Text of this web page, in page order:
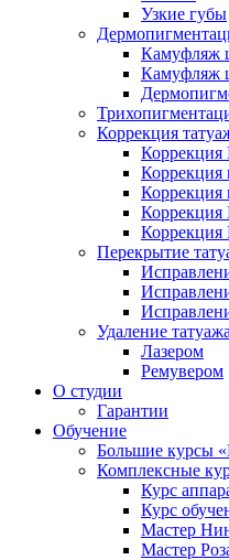
Узкие губы
Камуфляж
Камуфляж
Коррекция
Коррекция
Коррекция
Перекрытие
Удаление татуажа
Лазером
Ремувером
О студии
Гарантии
Обучение
Большие курсы
Комплексные
Курс
Курс
Мастер
Мастер